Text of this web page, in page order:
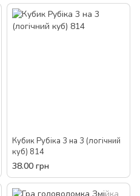
Кубик Рубіка 3 на 3 (логічний
куб) 814
38.00 грн